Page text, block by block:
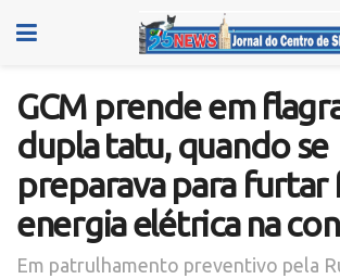
GCM prende em
dupla tatu, quando se
preparava para furtar
energia elétrica na
Em patrulhamento preventivo pela